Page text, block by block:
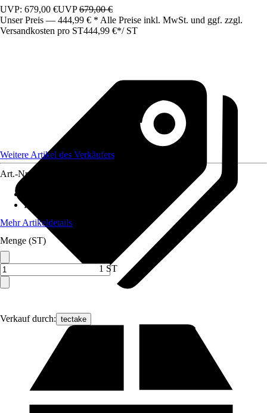
UVP: 679,00 €UVP679,00 €
Unser Preis — 444,99 € * Alle Preise inkl. MwSt. und ggf. zzgl.
Versandkosten pro ST444,99 €*/ ST
Verkauf durch: tectake
Weitere Artikel des Verkäufers
Art.-Nr.
Funktionen
Mehr Artikeldetails
Menge (ST)
1 ST